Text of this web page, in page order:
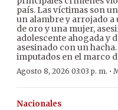
país. Las víctimas son
un alambre y arrojado
de oro y una mujer,
adolescente ahogada y
asesinado con un
imputados en el marco
Agosto 8, 2026 03:03 p. m. ·
Nacionales